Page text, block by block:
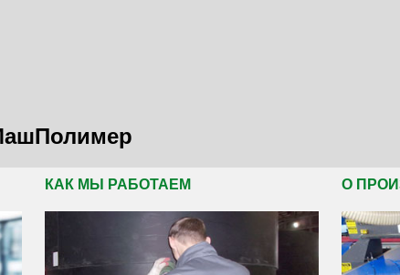
КАК МЫ РАБОТАЕМ О